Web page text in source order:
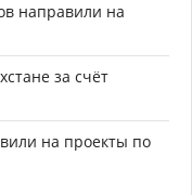
направили на
за счёт
на проекты по